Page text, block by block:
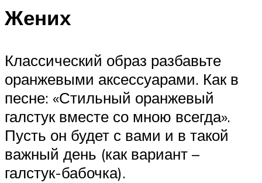
Жених
Классический образ разбавьте
оранжевыми аксессуарами. Как в
песне: «Стильный оранжевый
галстук вместе со мною всегда».
Пусть он будет с вами и в такой
важный день (как вариант –
галстук-бабочка).